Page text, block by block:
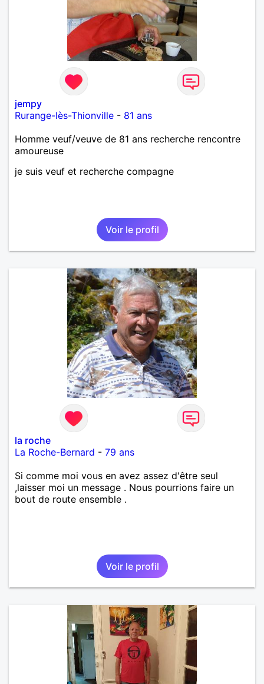
jempy
Rurange-lès-Thionville - 81 ans
Homme veuf/veuve de 81 ans recherche rencontre
amoureuse
je suis veuf et recherche compagne
Voir le profil
la roche
La Roche-Bernard - 79 ans
Si comme moi vous en avez assez d'être seul
,laisser moi un message . Nous pourrions faire un
bout de route ensemble .
Voir le profil